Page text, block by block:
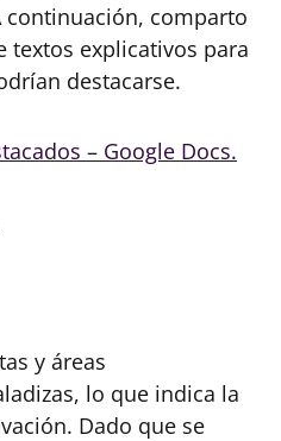
continuación, comparto
textos explicativos para
destacarse.
– Google Docs.
y áreas
lo que indica la
Dado que se